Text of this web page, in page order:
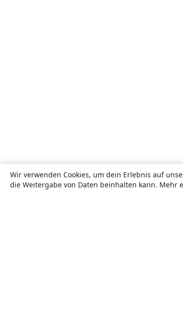
Wir verwenden Cookies, um dein Erlebnis auf
die Weitergabe von Daten beinhalten kann. Mehr